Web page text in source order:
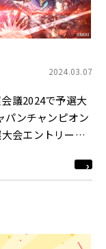
2024.03.07
議2024で予選大
パンチャンピオン
会エントリー開